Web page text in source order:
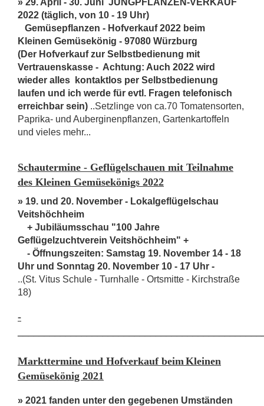
» 29. April - 30. Juni JUNGPFLANZEN-VERKAUF
2022 (täglich, von 10 - 19 Uhr)
Gemüsepflanzen - Hofverkauf 2022 beim
Kleinen Gemüsekönig - 97080 Würzburg
(Der Hofverkauf zur Selbstbedienung mit
Vertrauenskasse - Achtung: Auch 2022 wird
wieder alles kontaktlos per Selbstbedienung
laufen und ich werde für evtl. Fragen telefonisch
erreichbar sein) ..Setzlinge von ca.70 Tomatensorten,
Paprika- und Auberginenpflanzen, Gartenkartoffeln
und vieles mehr...
Schautermine - Geflügelschauen mit Teilnahme
des Kleinen Gemüsekönigs 2022
» 19. und 20. November - Lokalgeflügelschau
Veitshöchheim
+ Jubiläumsschau "100 Jahre
Geflügelzuchtverein Veitshöchheim" +
- Öffnungszeiten: Samstag 19. November 14 - 18
Uhr und Sonntag 20. November 10 - 17 Uhr -
..(St. Vitus Schule - Turnhalle - Ortsmitte - Kirchstraße
18)
-
Markttermine und Hofverkauf beimKleinen
Gemüsekönig 2021
» 2021 fanden unter den gegebenen Umständen